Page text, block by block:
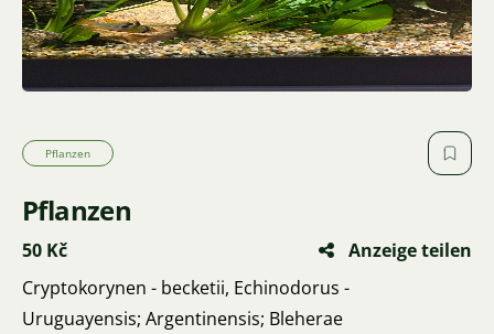
Pflanzen
Pflanzen
50 Kč
Anzeige teilen
Cryptokorynen - becketii, Echinodorus -
Uruguayensis; Argentinensis; Bleherae